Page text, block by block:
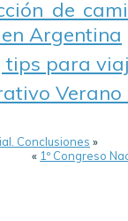
de
Argentina
tips para
Verano
Conclusiones »
« 1º Congreso